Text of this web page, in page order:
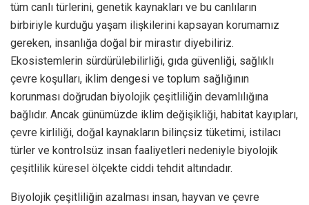
tüm canlı türlerini, genetik kaynakları ve bu canlıların
birbiriyle kurduğu yaşam ilişkilerini kapsayan korumamız
gereken, insanlığa doğal bir mirastır diyebiliriz.
Ekosistemlerin sürdürülebilirliği, gıda güvenliği, sağlıklı
çevre koşulları, iklim dengesi ve toplum sağlığının
korunması doğrudan biyolojik çeşitliliğin devamlılığına
bağlıdır. Ancak günümüzde iklim değişikliği, habitat kayıpları,
çevre kirliliği, doğal kaynakların bilinçsiz tüketimi, istilacı
türler ve kontrolsüz insan faaliyetleri nedeniyle biyolojik
çeşitlilik küresel ölçekte ciddi tehdit altındadır.
Biyolojik çeşitliliğin azalması insan, hayvan ve çevre